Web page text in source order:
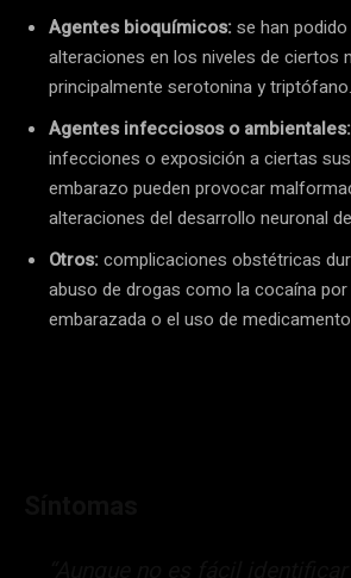
Agentes bioquímicos:se han
alteraciones en los niveles de ciertos
principalmente serotonina y triptófano.
Agentes infecciosos o ambientales:
infecciones o exposición a ciertas
embarazo pueden provocar
alteraciones del desarrollo neuronal
Otros:complicaciones obstétricas
abuso de drogas como la cocaína
embarazada o el uso de